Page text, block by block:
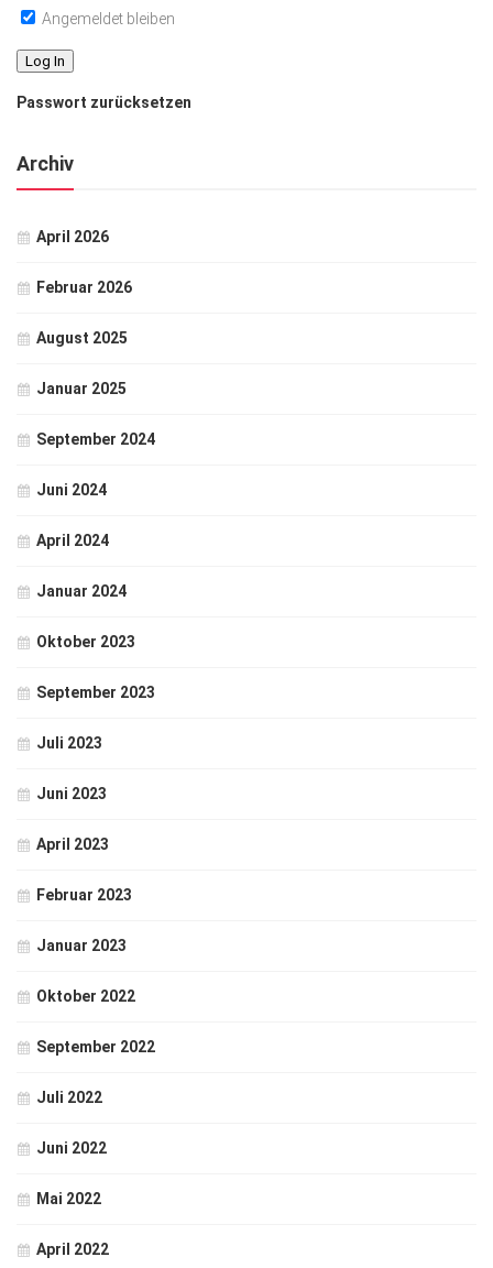
Angemeldet bleiben
Passwort zurücksetzen
Archiv
April 2026
Februar 2026
August 2025
Januar 2025
September 2024
Juni 2024
April 2024
Januar 2024
Oktober 2023
September 2023
Juli 2023
Juni 2023
April 2023
Februar 2023
Januar 2023
Oktober 2022
September 2022
Juli 2022
Juni 2022
Mai 2022
April 2022